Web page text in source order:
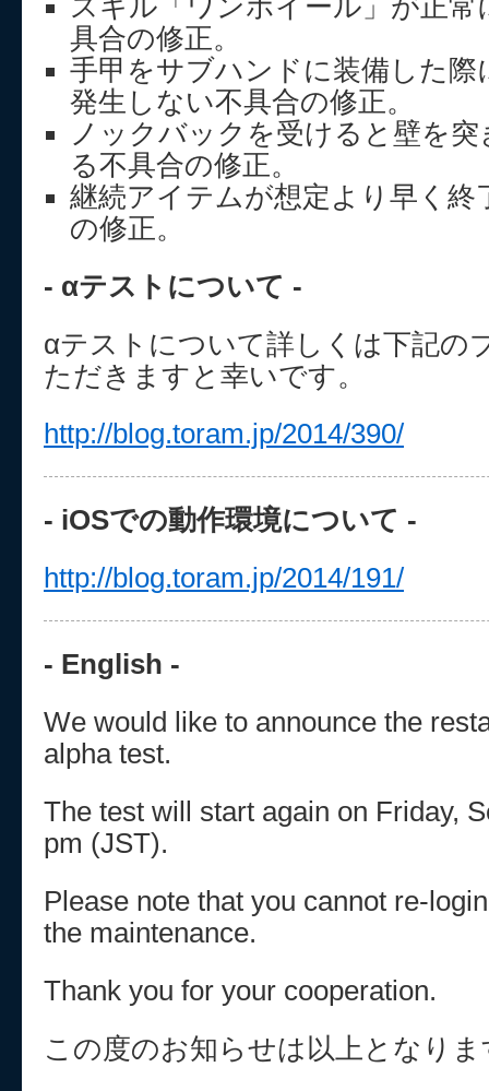
スキル「ワンホイール」が正
具合の修正。
手甲をサブハンドに装備した
発生しない不具合の修正。
ノックバックを受けると壁を
る不具合の修正。
継続アイテムが想定より早く終
の修正。
- αテストについて -
αテストについて詳しくは下記の
ただきますと幸いです。
http://blog.toram.jp/2014/390/
- iOSでの動作環境について -
http://blog.toram.jp/2014/191/
- English -
We would like to announce the
alpha test.
The test will start again on Friday,
pm (JST).
Please note that you cannot re-
the maintenance.
Thank you for your cooperation.
この度のお知らせは以上となりま